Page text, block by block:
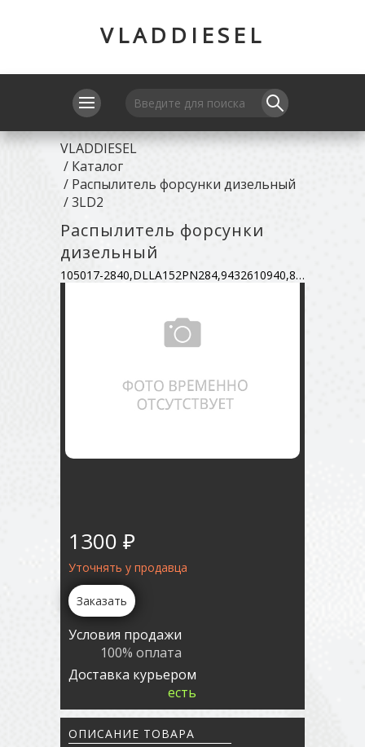
VLADDIESEL
VLADDIESEL
/ Каталог
/ Распылитель форсунки дизельный
/3LD2
Распылитель форсунки
дизельный
105017-2840,DLLA152PN284,9432610940,8-972-299-070
1300 ₽
Уточнять у продавца
Заказать
Условия продажи
100% оплата
Доставка курьером
есть
ОПИСАНИЕ ТОВАРА